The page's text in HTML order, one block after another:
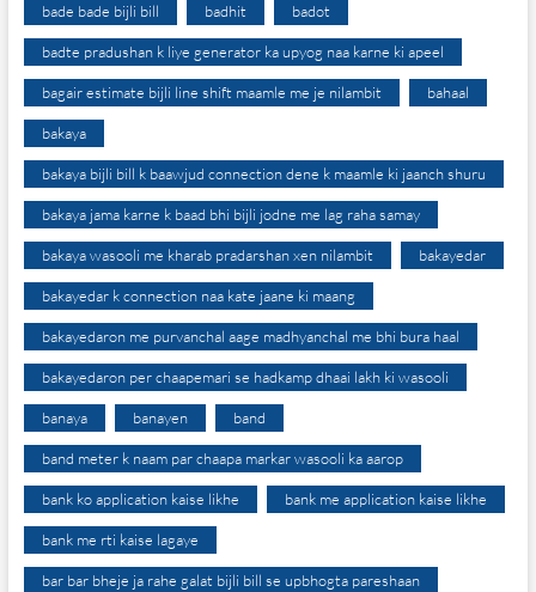
bade bade bijli bill badhit badot
badte pradushan k liye generator ka upyog naa karne ki apeel
bagair estimate bijli line shift maamle me je nilambit bahaal
bakaya
bakaya bijli bill k baawjud connection dene k maamle ki jaanch shuru
bakaya jama karne k baad bhi bijli jodne me lag raha samay
bakaya wasooli me kharab pradarshan xen nilambit bakayedar
bakayedar k connection naa kate jaane ki maang
bakayedaron me purvanchal aage madhyanchal me bhi bura haal
bakayedaron per chaapemari se hadkamp dhaai lakh ki wasooli
banaya banayen band
band meter k naam par chaapa markar wasooli ka aarop
bank ko application kaise likhe bank me application kaise likhe
bank me rti kaise lagaye
bar bar bheje ja rahe galat bijli bill se upbhogta pareshaan